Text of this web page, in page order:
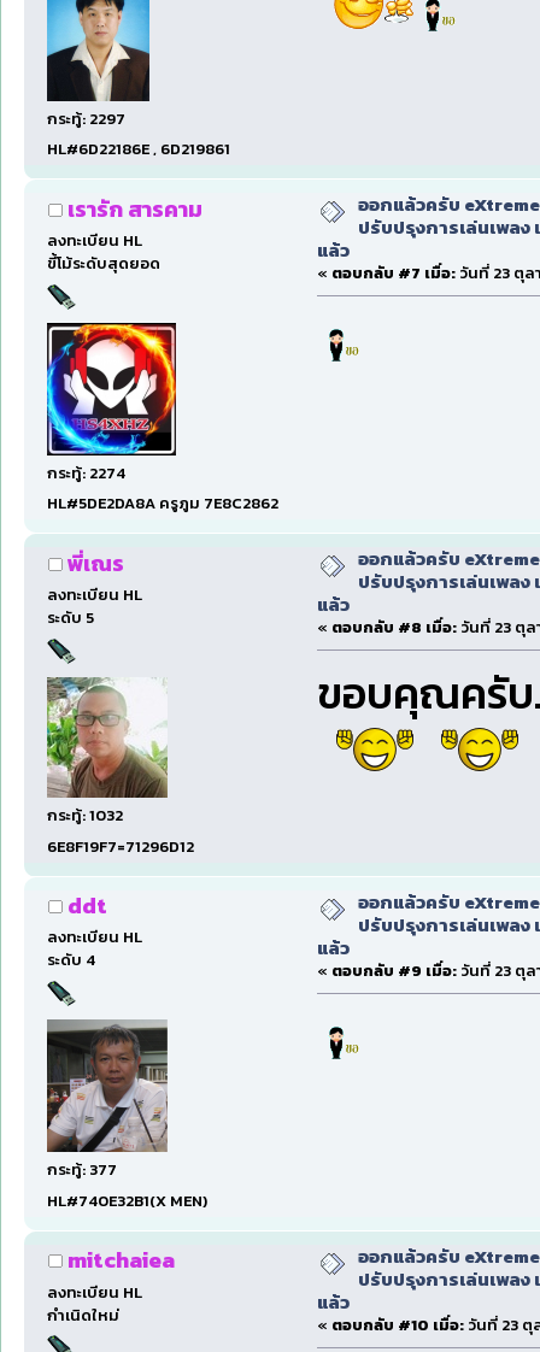
กระทู้: 2297
HL#6D22186E , 6D219861
เรารัก สารคาม
ลงทะเบียน HL
ขี้โม้ระดับสุดยอด
กระทู้: 2274
HL#5DE2DA8A ครูภูม 7E8C2862
ออกแล้วครับ
ปรับปรุงการเล่นเพลง
แล้ว
« ตอบกลับ #7 เมื่อ: วันที่ 23 ตุล
พี่เณร
ลงทะเบียน HL
ระดับ 5
กระทู้: 1032
6E8F19F7=71296D12
ออกแล้วครับ
ปรับปรุงการเล่นเพลง
แล้ว
« ตอบกลับ #8 เมื่อ: วันที่ 23 ตุล
ขอบคุณครับ
ddt
ลงทะเบียน HL
ระดับ 4
กระทู้: 377
HL#740E32B1(X MEN)
ออกแล้วครับ
ปรับปรุงการเล่นเพลง
แล้ว
« ตอบกลับ #9 เมื่อ: วันที่ 23 ตุล
mitchaiea
ลงทะเบียน HL
กำเนิดใหม่
ออกแล้วครับ
ปรับปรุงการเล่นเพลง
แล้ว
« ตอบกลับ #10 เมื่อ: วันที่ 23 ตุ